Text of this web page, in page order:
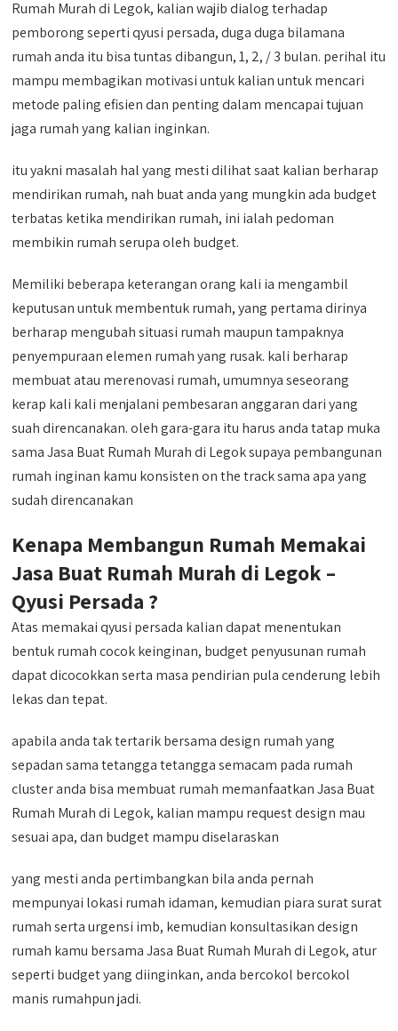
Rumah Murah di Legok, kalian wajib dialog terhadap
pemborong seperti qyusi persada, duga duga bilamana
rumah anda itu bisa tuntas dibangun, 1, 2, / 3 bulan. perihal itu
mampu membagikan motivasi untuk kalian untuk mencari
metode paling efisien dan penting dalam mencapai tujuan
jaga rumah yang kalian inginkan.
itu yakni masalah hal yang mesti dilihat saat kalian berharap
mendirikan rumah, nah buat anda yang mungkin ada budget
terbatas ketika mendirikan rumah, ini ialah pedoman
membikin rumah serupa oleh budget.
Memiliki beberapa keterangan orang kali ia mengambil
keputusan untuk membentuk rumah, yang pertama dirinya
berharap mengubah situasi rumah maupun tampaknya
penyempuraan elemen rumah yang rusak. kali berharap
membuat atau merenovasi rumah, umumnya seseorang
kerap kali kali menjalani pembesaran anggaran dari yang
suah direncanakan. oleh gara-gara itu harus anda tatap muka
sama Jasa Buat Rumah Murah di Legok supaya pembangunan
rumah inginan kamu konsisten on the track sama apa yang
sudah direncanakan
Kenapa Membangun Rumah Memakai
Jasa Buat Rumah Murah di Legok –
Qyusi Persada ?
Atas memakai qyusi persada kalian dapat menentukan
bentuk rumah cocok keinginan, budget penyusunan rumah
dapat dicocokkan serta masa pendirian pula cenderung lebih
lekas dan tepat.
apabila anda tak tertarik bersama design rumah yang
sepadan sama tetangga tetangga semacam pada rumah
cluster anda bisa membuat rumah memanfaatkan Jasa Buat
Rumah Murah di Legok, kalian mampu request design mau
sesuai apa, dan budget mampu diselaraskan
yang mesti anda pertimbangkan bila anda pernah
mempunyai lokasi rumah idaman, kemudian piara surat surat
rumah serta urgensi imb, kemudian konsultasikan design
rumah kamu bersama Jasa Buat Rumah Murah di Legok, atur
seperti budget yang diinginkan, anda bercokol bercokol
manis rumahpun jadi.